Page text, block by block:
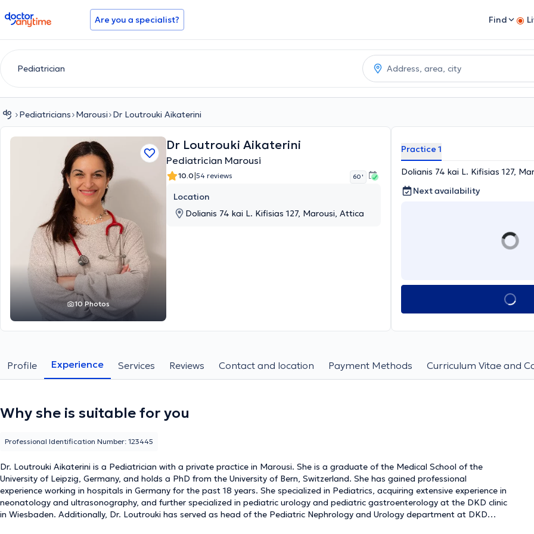
doctoranytime Are you a specialist? Find
Pediatricians Marousi Dr Loutrouki Aikaterini
10 Photos
Dr Loutrouki Aikaterini
Pediatrician Marousi
10.0|54 reviews 60 '
Location
Dolianis 74 kai L. Kifisias 127, Marousi, Attica
Practice 1
Dolianis 74 kai L. Kifisias 127,
Next availability
Profile Experience Services Reviews Contact and location Payment Methods Curriculum Vitae and
Why she is suitable for you
Dr. Loutrouki Aikaterini is a Pediatrician with a private practice in Marousi. She is a graduate of the Medical School of the
University of Leipzig, Germany, and holds a PhD from the University of Bern, Switzerland. She has gained professional
experience working in hospitals in Germany for the past 18 years. She specialized in Pediatrics, acquiring extensive experience in
neonatology and ultrasonography, and further specialized in pediatric urology and pediatric gastroenterology at the DKD clinic
in Wiesbaden. Additionally, Dr. Loutrouki has served as head of the Pediatric Nephrology and Urology department at DKD
Professional Identification Number: 123445